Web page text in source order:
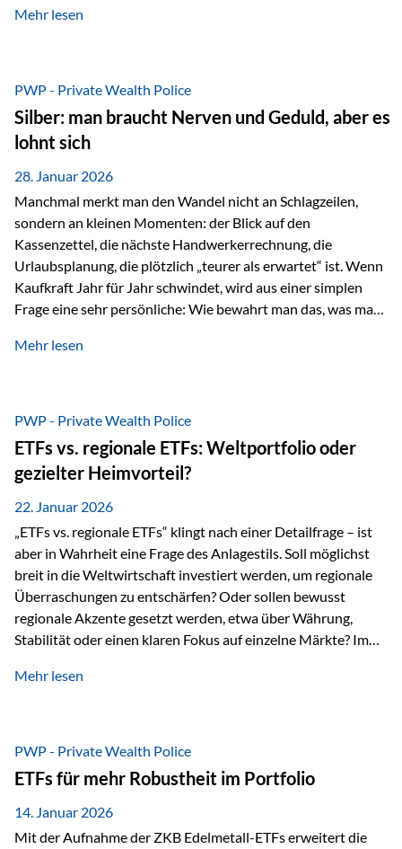
starken Anstiegen. Diese verändern jedoch nicht die
von geopolitischen Spannungen, einer stark ausgeweiteten
Geldmenge sowie strukturellen Verschiebungen an den
Kapitalmärkten geprägt ist, bleibt Gold ein bewährter Anker.
Nicht, weil…
Mehr lesen
PWP - Private Wealth Police
Silber: man braucht Nerven und Geduld, aber es
lohnt sich
28. Januar 2026
Manchmal merkt man den Wandel nicht an Schlagzeilen,
sondern an kleinen Momenten: der Blick auf den
Kassenzettel, die nächste Handwerkerrechnung, die
Urlaubsplanung, die plötzlich „teurer als erwartet“ ist. Wenn
Kaufkraft Jahr für Jahr schwindet, wird aus einer simplen
Frage eine sehr persönliche: Wie bewahrt man das, was man
Sachwerten mit einer Investition in Sachwerte zu
gerade dann, wenn Märkte nervös werden,…
Mehr lesen
PWP - Private Wealth Police
ETFs vs. regionale ETFs: Weltportfolio oder
gezielter Heimvorteil?
22. Januar 2026
„ETFs vs. regionale ETFs“ klingt nach einer Detailfrage – ist
aber in Wahrheit eine Frage des Anlagestils. Soll möglichst
breit in die Weltwirtschaft investiert werden, um regionale
Überraschungen zu entschärfen? Oder sollen bewusst
regionale Akzente gesetzt werden, etwa über Währung,
Stabilität oder einen klaren Fokus auf einzelne Märkte? Im
Wealth Police der Vienna-Life lassen sich beide Ansätze
Risikostreuung, Inflationsrobustheit und Stabilisierung. 1)
Die Philosophiefrage: breit oder bewusst? Global investieren
bedeutet: Das Portfolio bildet die Weltmärkte möglichst
breit ab, ohne die…
Mehr lesen
PWP - Private Wealth Police
ETFs für mehr Robustheit im Portfolio
14. Januar 2026
Mit der Aufnahme der ZKB Edelmetall-ETFs erweitert die